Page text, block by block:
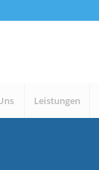
Leistungen